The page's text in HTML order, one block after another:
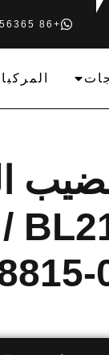
+86 15075956365